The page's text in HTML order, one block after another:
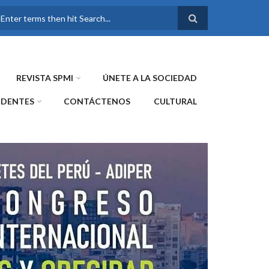
FORMULARIO DE
REVISTA SPMI ÚNETE A LA SOCIEDAD
CONTÁCTENOS CULTURAL